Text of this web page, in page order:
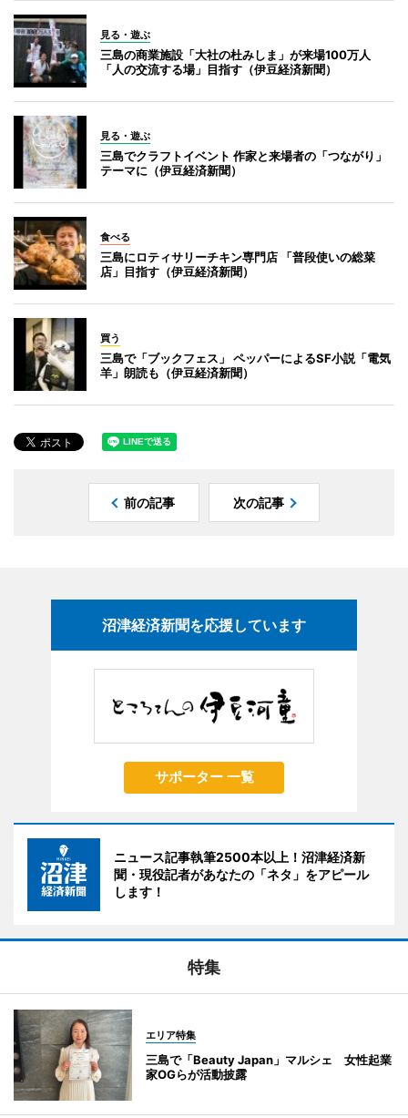
見る・遊ぶ
三島の商業施設「大社の杜みしま」が来場100万人
「人の交流する場」目指す（伊豆経済新聞）
見る・遊ぶ
三島でクラフトイベント 作家と来場者の「つながり」
テーマに（伊豆経済新聞）
食べる
三島にロティサリーチキン専門店 「普段使いの総菜
店」目指す（伊豆経済新聞）
買う
三島で「ブックフェス」 ペッパーによるSF小説「電気
羊」朗読も（伊豆経済新聞）
前の記事 次の記事
沼津経済新聞を応援しています
サポーター 一覧
ニュース記事執筆2500本以上！沼津経済新
聞・現役記者があなたの「ネタ」をアピール
します！
特集
エリア特集
三島で「Beauty Japan」マルシェ 女性起業
家OGらが活動披露